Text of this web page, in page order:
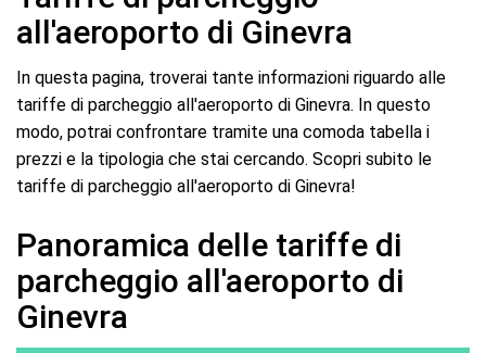
all'aeroporto di Ginevra
In questa pagina, troverai tante informazioni riguardo alle
tariffe di parcheggio all'aeroporto di Ginevra. In questo
modo, potrai confrontare tramite una comoda tabella i
prezzi e la tipologia che stai cercando. Scopri subito le
tariffe di parcheggio all'aeroporto di Ginevra!
Panoramica delle tariffe di
parcheggio all'aeroporto di
Ginevra